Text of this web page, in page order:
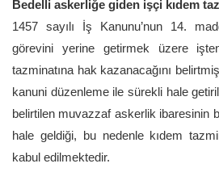
Bedelli askerliğe giden işçi kıdem
1457 sayılı İş Kanunu’nun 14.
görevini yerine getirmek üzere
tazminatına hak kazanacağını
kanuni düzenleme ile sürekli hale
belirtilen muvazzaf askerlik ibaresinin
hale geldiği, bu nedenle kıdem
kabul edilmektedir.